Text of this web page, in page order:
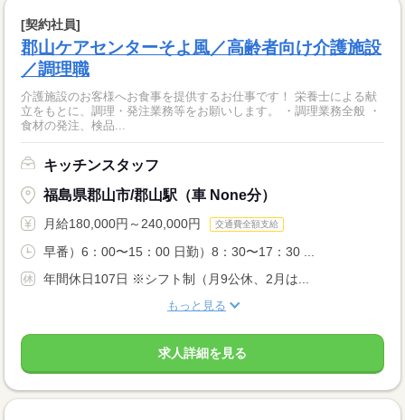
[契約社員]
郡山ケアセンターそよ風／高齢者向け介護施設
／調理職
介護施設のお客様へお食事を提供するお仕事です！ 栄養士による献
立をもとに、調理・発注業務等をお願いします。 ・調理業務全般 ・
食材の発注、検品...
キッチンスタッフ
福島県郡山市/郡山駅（車 None分）
月給180,000円～240,000円 交通費全額支給
早番）6：00〜15：00 日勤）8：30〜17：30 ...
年間休日107日 ※シフト制（月9公休、2月は...
もっと見る
求人詳細を見る